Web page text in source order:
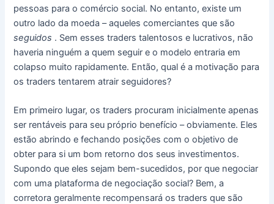
pessoas para o comércio social. No entanto, existe um
outro lado da moeda – aqueles comerciantes que são
seguidos . Sem esses traders talentosos e lucrativos, não
haveria ninguém a quem seguir e o modelo entraria em
colapso muito rapidamente. Então, qual é a motivação para
os traders tentarem atrair seguidores?
Em primeiro lugar, os traders procuram inicialmente apenas
ser rentáveis ​​para seu próprio benefício – obviamente. Eles
estão abrindo e fechando posições com o objetivo de
obter para si um bom retorno dos seus investimentos.
Supondo que eles sejam bem-sucedidos, por que negociar
com uma plataforma de negociação social? Bem, a
corretora geralmente recompensará os traders que são